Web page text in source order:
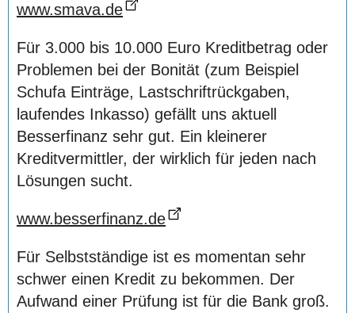
www.smava.de
Für 3.000 bis 10.000 Euro Kreditbetrag oder
Problemen bei der Bonität (zum Beispiel
Schufa Einträge, Lastschriftrückgaben,
laufendes Inkasso) gefällt uns aktuell
Besserfinanz sehr gut. Ein kleinerer
Kreditvermittler, der wirklich für jeden nach
Lösungen sucht.
www.besserfinanz.de
Für Selbstständige ist es momentan sehr
schwer einen Kredit zu bekommen. Der
Aufwand einer Prüfung ist für die Bank groß.